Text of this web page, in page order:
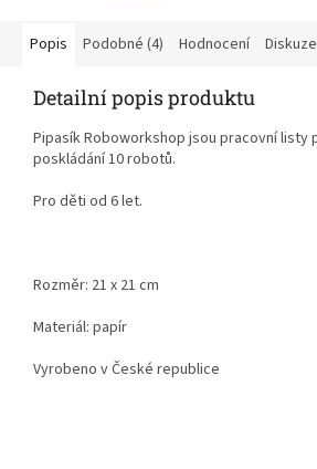
Popis Podobné (4) Hodnocení Diskuze
Detailní popis produktu
Pipasík Roboworkshop jsou pracovní listy
poskládání 10 robotů.
Pro děti od 6 let.
Rozměr: 21 x 21 cm
Materiál: papír
Vyrobeno v České republice